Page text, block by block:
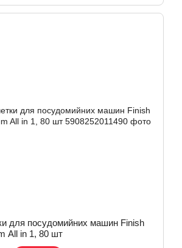
для посудомийних машин Finish
All in 1, 80 шт